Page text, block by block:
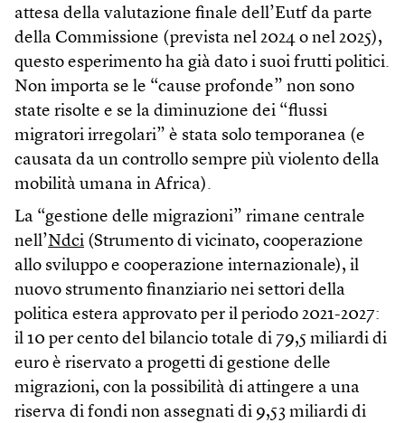
attesa della valutazione finale dell’Eutf da parte
della Commissione (prevista nel 2024 o nel 2025),
questo esperimento ha già dato i suoi frutti politici.
Non importa se le “cause profonde” non sono
state risolte e se la diminuzione dei “flussi
migratori irregolari” è stata solo temporanea (e
causata da un controllo sempre più violento della
mobilità umana in Africa).
La “gestione delle migrazioni” rimane centrale
nell’Ndci (Strumento di vicinato, cooperazione
allo sviluppo e cooperazione internazionale), il
nuovo strumento finanziario nei settori della
politica estera approvato per il periodo 2021-2027:
il 10 per cento del bilancio totale di 79,5 miliardi di
euro è riservato a progetti di gestione delle
migrazioni, con la possibilità di attingere a una
riserva di fondi non assegnati di 9,53 miliardi di